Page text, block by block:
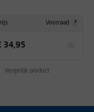
Voorraad ?
34,95
Vergelijk product